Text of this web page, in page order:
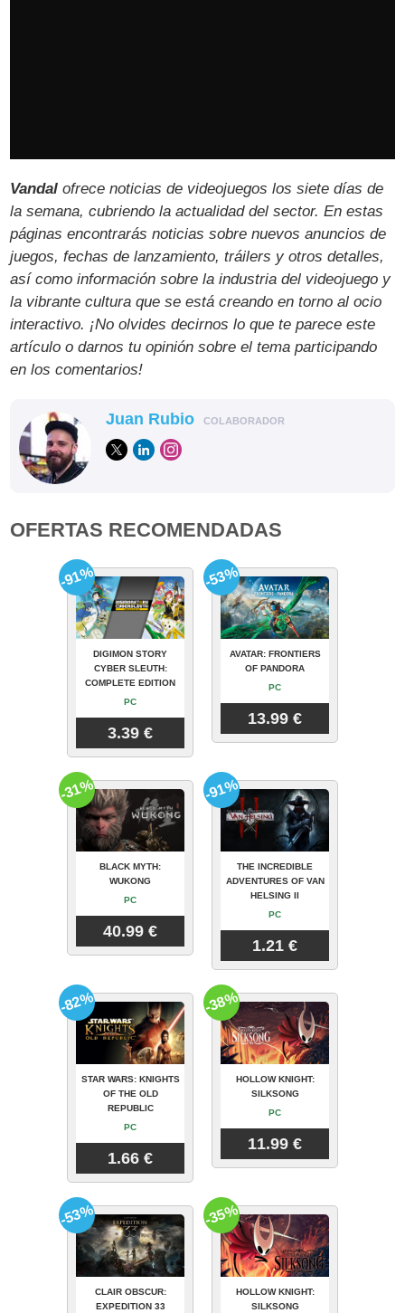
Vandal ofrece noticias de videojuegos los siete días de
la semana, cubriendo la actualidad del sector. En estas
páginas encontrarás noticias sobre nuevos anuncios de
juegos, fechas de lanzamiento, tráilers y otros detalles,
así como información sobre la industria del videojuego y
la vibrante cultura que se está creando en torno al ocio
interactivo. ¡No olvides decirnos lo que te parece este
artículo o darnos tu opinión sobre el tema participando
en los comentarios!
Juan Rubio COLABORADOR
OFERTAS RECOMENDADAS
DIGIMON STORY
CYBER SLEUTH:
COMPLETE EDITION
PC
3.39 €
-91%
AVATAR: FRONTIERS
OF PANDORA
PC
13.99 €
-53%
BLACK MYTH:
WUKONG
PC
40.99 €
-31%
THE INCREDIBLE
ADVENTURES OF VAN
HELSING II
PC
1.21 €
-91%
STAR WARS: KNIGHTS
OF THE OLD
REPUBLIC
PC
1.66 €
-82%
HOLLOW KNIGHT:
SILKSONG
PC
11.99 €
-38%
CLAIR OBSCUR:
EXPEDITION 33
-53%
HOLLOW KNIGHT:
SILKSONG
-35%